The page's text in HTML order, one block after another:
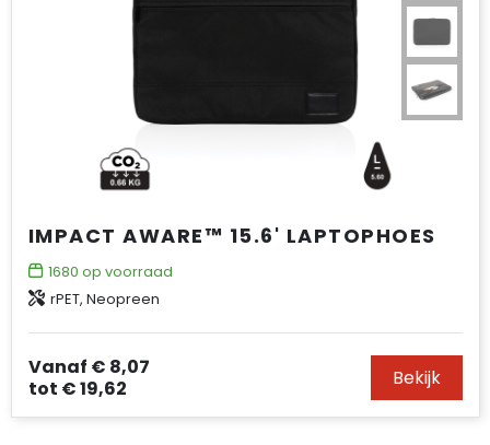
IMPACT AWARE™ 15.6' LAPTOPHOES
1680 op voorraad
rPET, Neopreen
Vanaf € 8,07
tot € 19,62 Bekijk